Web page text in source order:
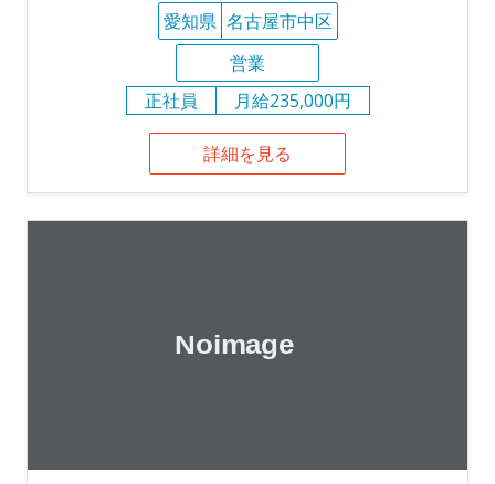
愛知県 名古屋市中区
営業
正社員
月給235,000円
詳細を見る